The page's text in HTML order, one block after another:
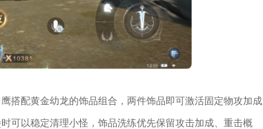
搭配黄金幼龙的饰品组合，两件饰品即可激活固定物攻加成
可以稳定清理小怪，饰品洗练优先保留攻击加成、重击概